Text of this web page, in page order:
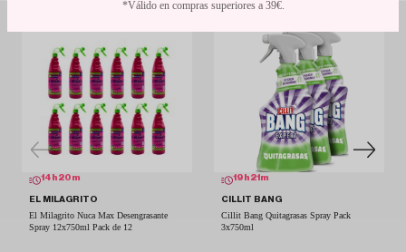
14 h 20 m
EL MILAGRITO
El Milagrito Nuca Max Desengrasante
Spray 12x750ml Pack de 12
19 h 21 m
CILLIT BANG
Cillit Bang Quitagrasas Spray Pack
3x750ml
*Válido en compras superiores a 39€.